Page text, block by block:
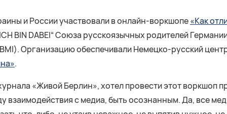
и России участвовали в онлайн-воркшопе«Как
BIN DABEI“ Союза русскоязычных родителей
Организацию обеспечивали Немецко-русский
.
«Живой Берлин», хотел провести этот воркшоп
с медиа, быть осознанным. Да, все